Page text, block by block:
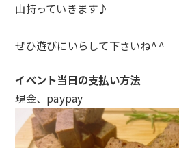
山持っていきます♪
ぜひ遊びにいらして下さいね^ ^
イベント当日の支払い方法
現金、paypay